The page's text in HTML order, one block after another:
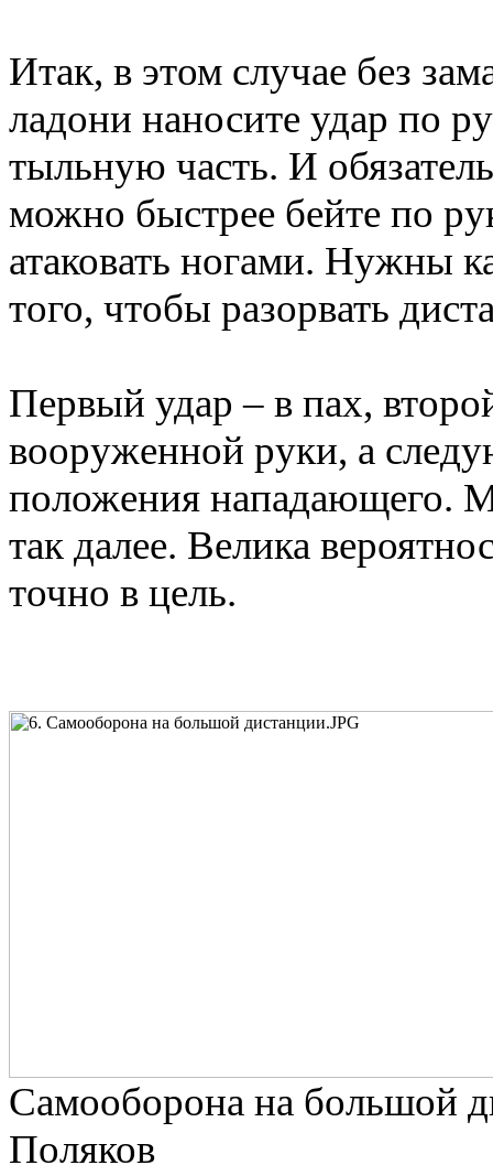
Итак, в этом случае без
ладони наносите удар по
тыльную часть. И
можно быстрее бейте по
атаковать ногами. Нужны
того, чтобы разорвать
Первый удар – в пах,
вооруженной руки, а
положения нападающего.
так далее. Велика
точно в цель.
Самооборона на большой
Поляков